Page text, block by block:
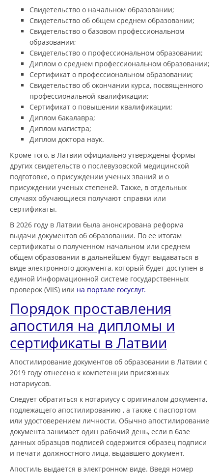
Свидетельство о начальном образовании;
Свидетельство об общем среднем образовании;
Свидетельство о базовом профессиональном
образовании;
Свидетельство о профессиональном образовании;
Диплом о среднем профессиональном образовании;
Сертификат о профессиональном образовании;
Свидетельство об окончании курса, посвященного
профессиональной квалификации;
Сертификат о повышении квалификации;
Диплом бакалавра;
Диплом магистра;
Диплом доктора наук.
Кроме того, в Латвии официально утверждены формы
других свидетельств о послевузовской медицинской
подготовке, о присуждении ученых званий и о
присуждении ученых степеней. Также, в отдельных
случаях обучающиеся получают справки или
сертификаты.
В 2026 году в Латвии была анонсирована реформа
выдачи документов об образовании. По ее итогам
сертификаты о полученном начальном или среднем
общем образовании в дальнейшем будут выдаваться в
виде электронного документа, который будет доступен в
единой Информационной системе государственных
проверок (VIIS) или на портале госуслуг.
Порядок проставления
апостиля на дипломы и
сертификаты в Латвии
Апостилирование документов об образовании в Латвии с
2019 году отнесено к компетенции присяжных
нотариусов.
Следует обратиться к нотариусу с оригиналом документа,
подлежащего апостилированию , а также с паспортом
или удостоверением личности. Обычно апостилирование
документа занимает один рабочий день, если в базе
данных образцов подписей содержится образец подписи
и печати должностного лица, выдавшего документ.
Апостиль выдается в электронном виде. Введя номер